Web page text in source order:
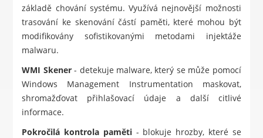
základě chování systému. Využívá nejnovější možnosti
trasování ke skenování částí paměti, které mohou být
modifikovány sofistikovanými metodami injektáže
malwaru.
WMI Skener- detekuje malware, který se může pomocí
Windows Management Instrumentation maskovat,
shromažďovat přihlašovací údaje a další citlivé
informace.
Pokročilá kontrola paměti- blokuje hrozby, které se